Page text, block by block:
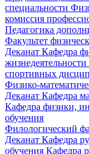
специальности
комиссия
Педагогика
Факультет
Деканат Кафедра
жизнедеятельности
спортивных
Физико-
Деканат Кафедра
Кафедра физики,
обучения
Филологический
Деканат Кафедра
обучения Кафедра